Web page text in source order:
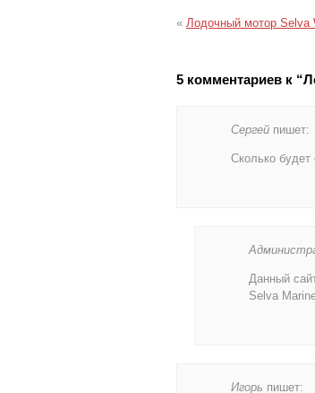
« Лодочный мотор Selva
5 комментариев к
Сергей пишет:
Сколько будет
Данный
Selva
Игорь пишет: